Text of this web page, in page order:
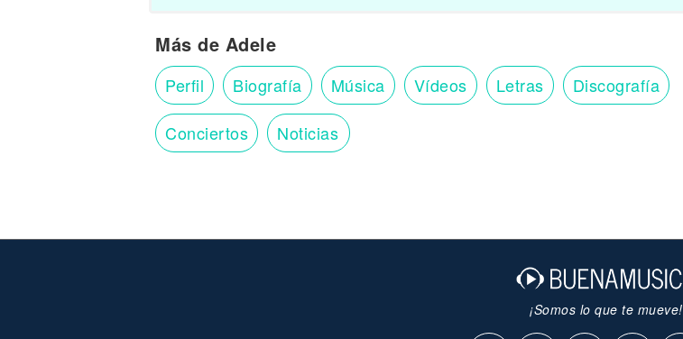
Más de Adele
Perfil Biografía Música Vídeos Letras Discografía
Conciertos Noticias
¡Somos lo que te mueve!